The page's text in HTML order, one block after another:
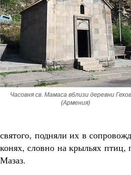
Часовня св. Мамаса вблизи деревни
(Армения)
святого, подняли их в
конях, словно на крыльях птиц,
Мазаз.